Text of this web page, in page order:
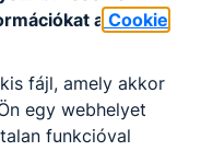
emelt szintű
azoknak a jó
építeni
megfelelő
a Cookie
fájl, amely akkor
egy webhelyet
funkcióval